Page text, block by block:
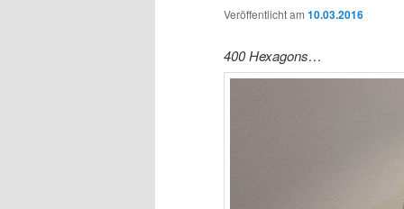
Veröffentlicht am 10.03.2016
400 Hexagons…